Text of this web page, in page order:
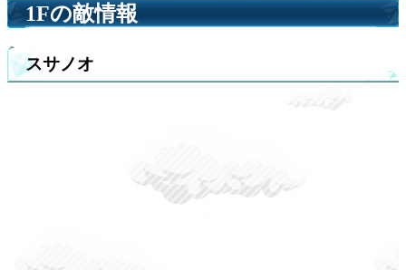
1Fの敵情報
スサノオ